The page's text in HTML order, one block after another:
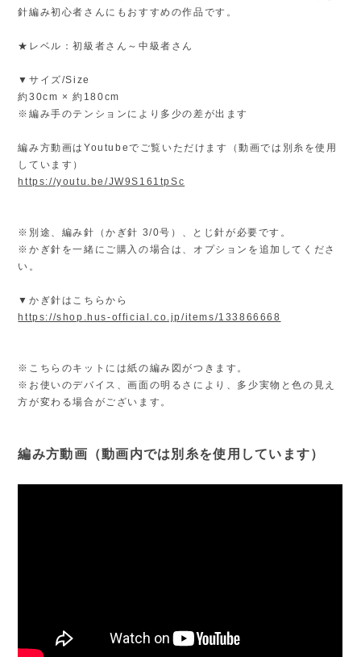
針編み初心者さんにもおすすめの作品です。
★レベル：初級者さん～中級者さん
▼サイズ/Size
約30cm × 約180cm
※編み手のテンションにより多少の差が出ます
編み方動画はYoutubeでご覧いただけます（動画では別糸を使用
しています）
https://youtu.be/JW9S161tpSc
※別途、編み針（かぎ針 3/0号）、とじ針が必要です。
※かぎ針を一緒にご購入の場合は、オプションを追加してくださ
い。
▼かぎ針はこちらから
https://shop.hus-official.co.jp/items/133866668
※こちらのキットには紙の編み図がつきます。
※お使いのデバイス、画面の明るさにより、多少実物と色の見え
方が変わる場合がございます。
編み方動画（動画内では別糸を使用しています）